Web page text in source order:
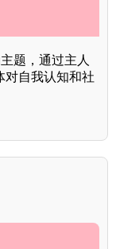
题，通过主人
对自我认知和社